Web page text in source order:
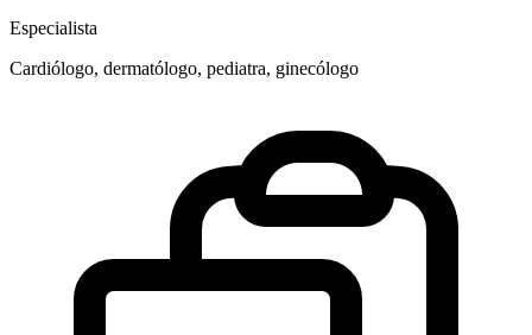
Especialista
Cardiólogo, dermatólogo, pediatra, ginecólogo